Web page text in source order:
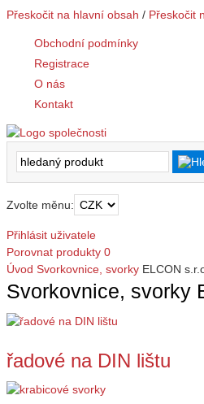
Přeskočit na hlavní obsah / Přeskočit
Obchodní podmínky
Registrace
O nás
Kontakt
Zvolte měnu:
Přihlásit uživatele
Porovnat produkty 0
Úvod Svorkovnice, svorky ELCON
Svorkovnice, svorky
řadové na DIN lištu